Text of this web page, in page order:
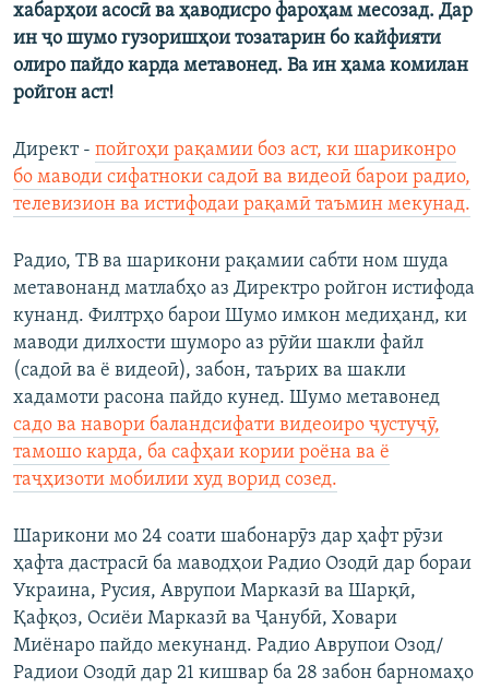
хабарҳои асосӣ ва ҳаводисро фароҳам месозад. Дар
ин ҷо шумо гузоришҳои тозатарин бо кайфияти
олиро пайдо карда метавонед. Ва ин ҳама комилан
ройгон аст!
Директ - пойгоҳи рақамии боз аст, ки шариконро
бо маводи сифатноки садоӣ ва видеоӣ барои радио,
телевизион ва истифодаи рақамӣ таъмин мекунад.
Радио, ТВ ва шарикони рақамии сабти ном шуда
метавонанд матлабҳо аз Директро ройгон истифода
кунанд. Филтрҳо барои Шумо имкон медиҳанд, ки
маводи дилхости шуморо аз рӯйи шакли файл
(садоӣ ва ё видеоӣ), забон, таърих ва шакли
хадамоти расона пайдо кунед. Шумо метавонед
садо ва навори баландсифати видеоиро ҷустуҷӯ,
тамошо карда, ба сафҳаи кории роёна ва ё
таҷҳизоти мобилии худ ворид созед.
Шарикони мо 24 соати шабонарӯз дар ҳафт рӯзи
ҳафта дастрасӣ ба маводҳои Радио Озодӣ дар бораи
Украина, Русия, Аврупои Марказӣ ва Шарқӣ,
Қафқоз, Осиёи Марказӣ ва Ҷанубӣ, Ховари
Миёнаро пайдо мекунанд. Радио Аврупои Озод/
Радиои Озодӣ дар 21 кишвар ба 28 забон барномаҳо